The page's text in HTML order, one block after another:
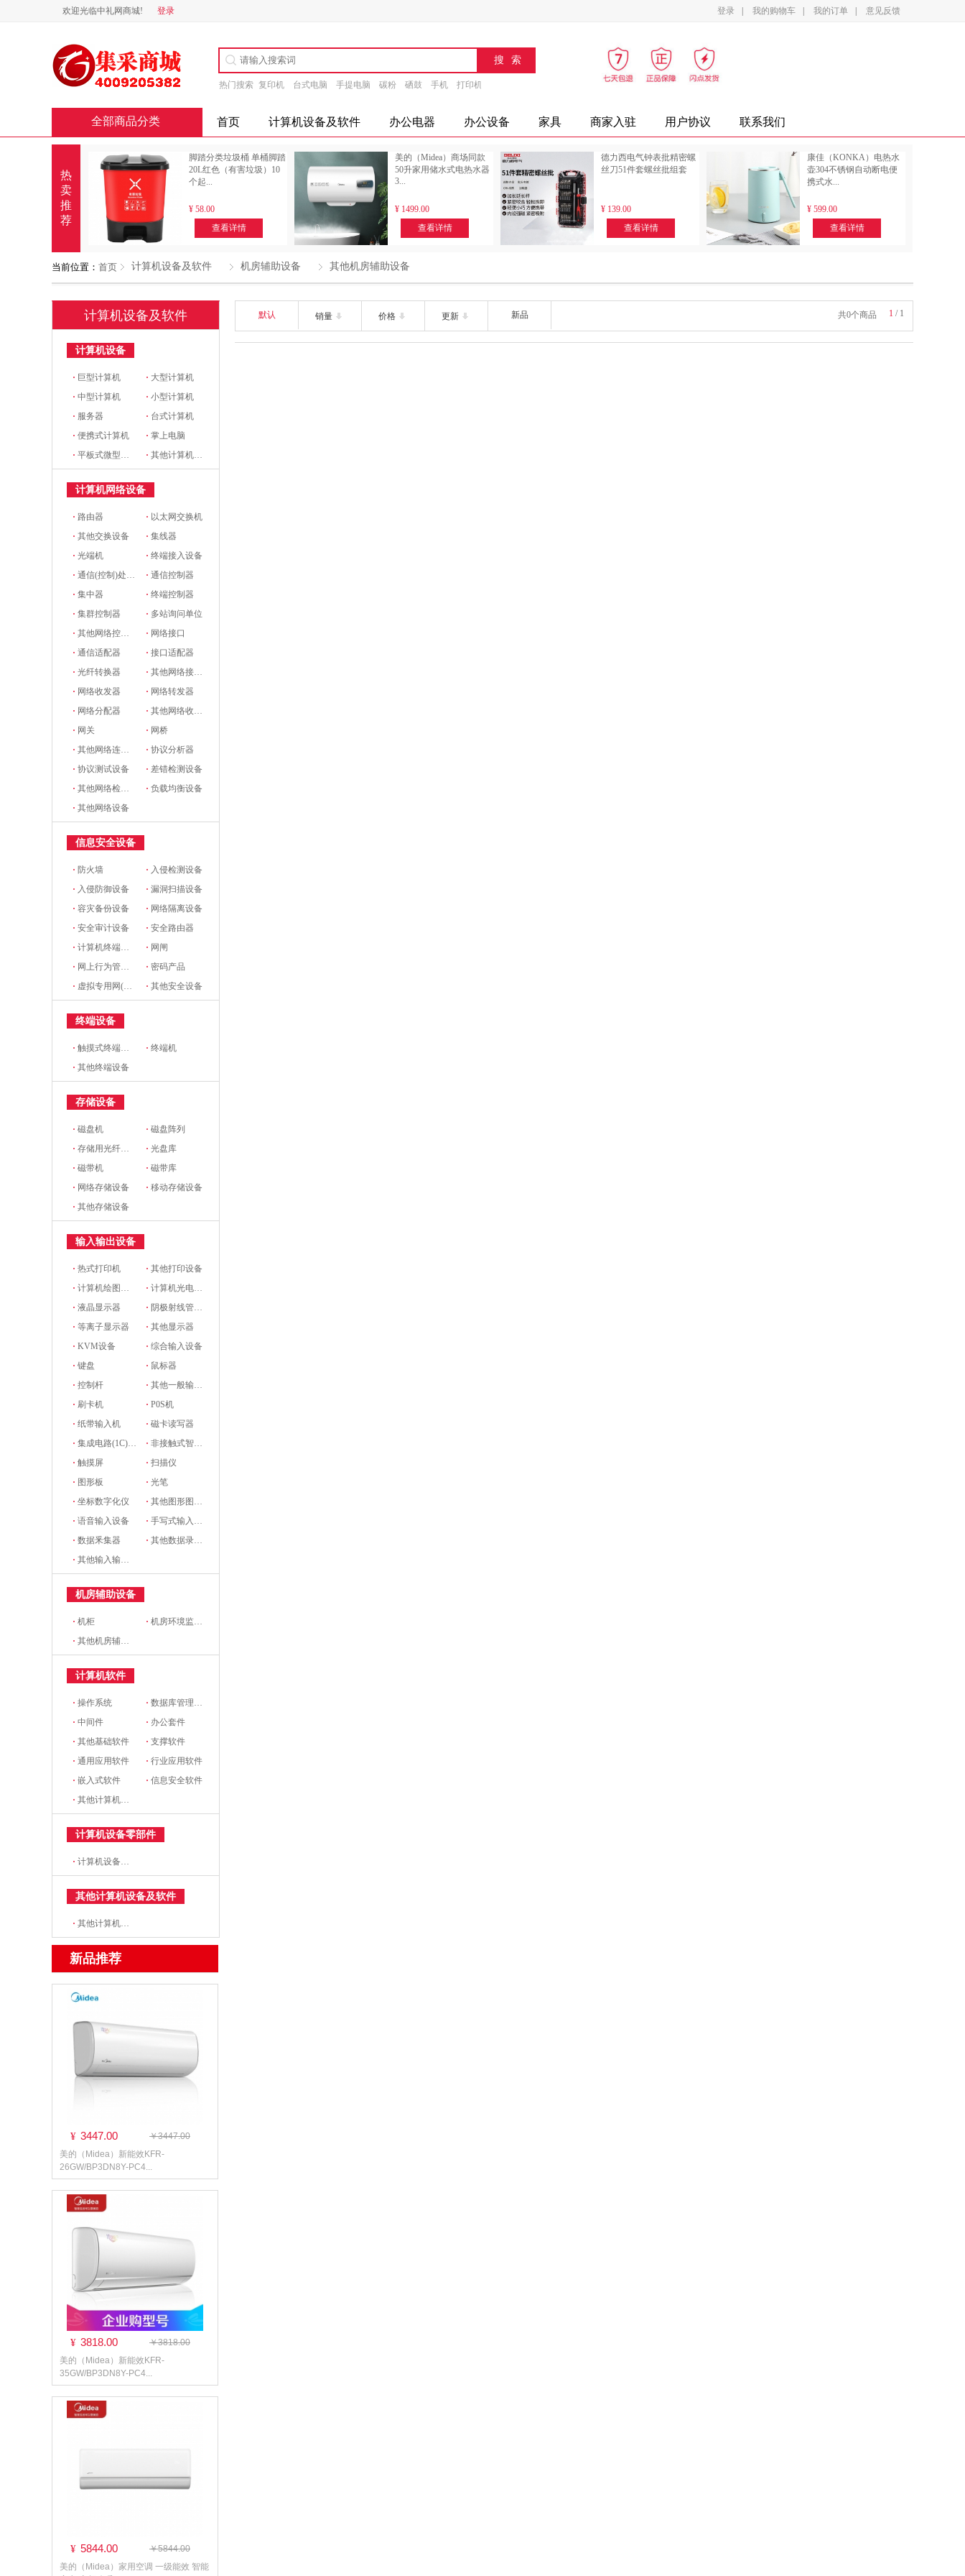
欢迎光临中礼网商城! 登录 登录 我的购物车 我的订单 意见反馈
热门搜索 复印机 台式电脑 手提电脑 碳粉 硒鼓 手机 打印机 办公设备 摄影设备 家电 办公家具
全部商品分类 首页 计算机设备及软件 办公电器 办公设备 家具 商家入驻 用户协议 联系我们
热
卖
推
荐
脚踏分类垃圾桶 单桶脚踏
20L红色（有害垃圾）10
个起...
¥ 58.00
查看详情
美的（Midea）商场同款
50升家用储水式电热水器
3...
¥ 1499.00
查看详情
德力西电气钟表批精密螺
丝刀51件套螺丝批组套
¥ 139.00
查看详情
康佳（KONKA）电热水
壶304不锈钢自动断电便
携式水...
¥ 599.00
查看详情
当前位置： 首页 计算机设备及软件 机房辅助设备 其他机房辅助设备
计算机设备及软件
计算机设备
· 巨型计算机 · 大型计算机
·中型计算机 ·小型计算机
· 服务器 · 台式计算机
·便携式计算机 ·掌上电脑
·平板式微型计算机 ·其他计算机设备
计算机网络设备
· 路由器 · 以太网交换机
·其他交换设备 ·集线器
·光端机 ·终端接入设备
·通信(控制)处理机 ·通信控制器
·集中器 ·终端控制器
·集群控制器 · 多站询问单位
·其他网络控制设备 · 网络接口
·通信适配器 ·接口适配器
·光纤转换器 ·其他网络接口和适配器
· 网络收发器 · 网络转发器
· 网络分配器 ·其他网络收发设备
· 网关 · 网桥
·其他网络连接设备 ·协议分析器
·协议测试设备 · 差错检测设备
·其他网络检测设备 ·负载均衡设备
·其他网络设备
信息安全设备
· 防火墙 · 入侵检测设备
· 入侵防御设备 ·漏洞扫描设备
·容灾备份设备 · 网络隔离设备
·安全审计设备 ·安全路由器
·计算机终端安全设备 · 网闸
· 网上行为管理设备 ·密码产品
· 虚拟专用网(VPN)设备 ·其他安全设备
终端设备
·触摸式终端设备 ·终端机
·其他终端设备
存储设备
·磁盘机 ·磁盘阵列
·存储用光纤交换机 ·光盘库
·磁带机 ·磁带库
· 网络存储设备 ·移动存储设备
·其他存储设备
输入输出设备
·热式打印机 ·其他打印设备
·计算机绘图设备 ·计算机光电设备
·液晶显示器 · 阴极射线管显示器
·等离子显示器 ·其他显示器
·KVM设备 ·综合输入设备
·键盘 · 鼠标器
·控制杆 ·其他一般输入设备
· 刷卡机 ·P0S机
·纸带输入机 ·磁卡读写器
·集成电路(1C)卡读写器 ·非接触式智能卡读写机
·触摸屏 ·扫描仪
· 图形板 ·光笔
·坐标数字化仪 ·其他图形图像输入设备
·语音输入设备 ·手写式输入设备
·数据釆集器 ·其他数据录入设备
·其他输入输出设备
机房辅助设备
·机柜 ·机房环境监控设备
·其他机房辅助设备
计算机软件
·操作系统 ·数据库管理系统
·中间件 · 办公套件
·其他基础软件 ·支撑软件
·通用应用软件 ·行业应用软件
·嵌入式软件 ·信息安全软件
·其他计算机软件
计算机设备零部件
·计算机设备零部件
其他计算机设备及软件
·其他计算机设备及软件
新品推荐
¥ 3447.00
￥3447.00
美的（Midea）新能效KFR-
26GW/BP3DN8Y-PC4...
¥ 3818.00
￥3818.00
美的（Midea）新能效KFR-
35GW/BP3DN8Y-PC4...
¥ 5844.00
￥5844.00
美的（Midea）家用空调 一级能效 智能
默认 销量 价格 更新 新品 共0个商品 1 / 1